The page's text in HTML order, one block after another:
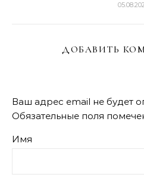
ДОБАВИТЬ
Ваш адрес email не будет
Обязательные поля
Имя